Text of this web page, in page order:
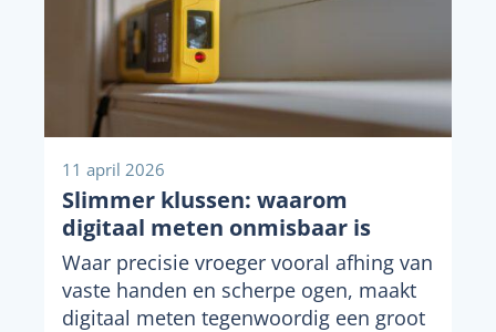
11 april 2026
Slimmer klussen: waarom
digitaal meten onmisbaar is
Waar precisie vroeger vooral afhing van
vaste handen en scherpe ogen, maakt
digitaal meten tegenwoordig een groot